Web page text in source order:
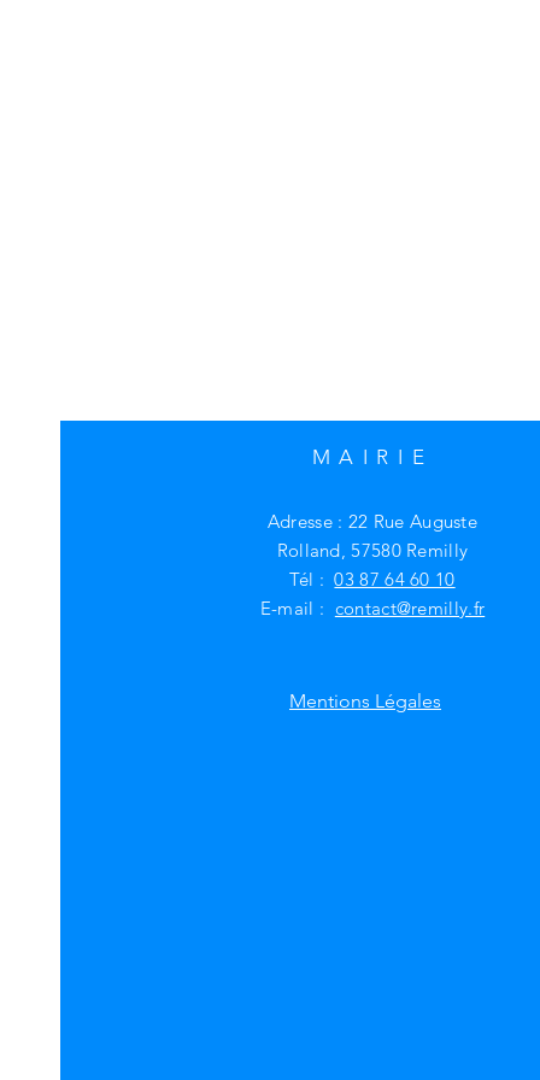
MAIRIE
Adresse : 22 Rue Auguste
Rolland, 57580 Remilly
Tél :03 87 64 60 10
E-mail : contact@remilly.fr
Mentions Légales